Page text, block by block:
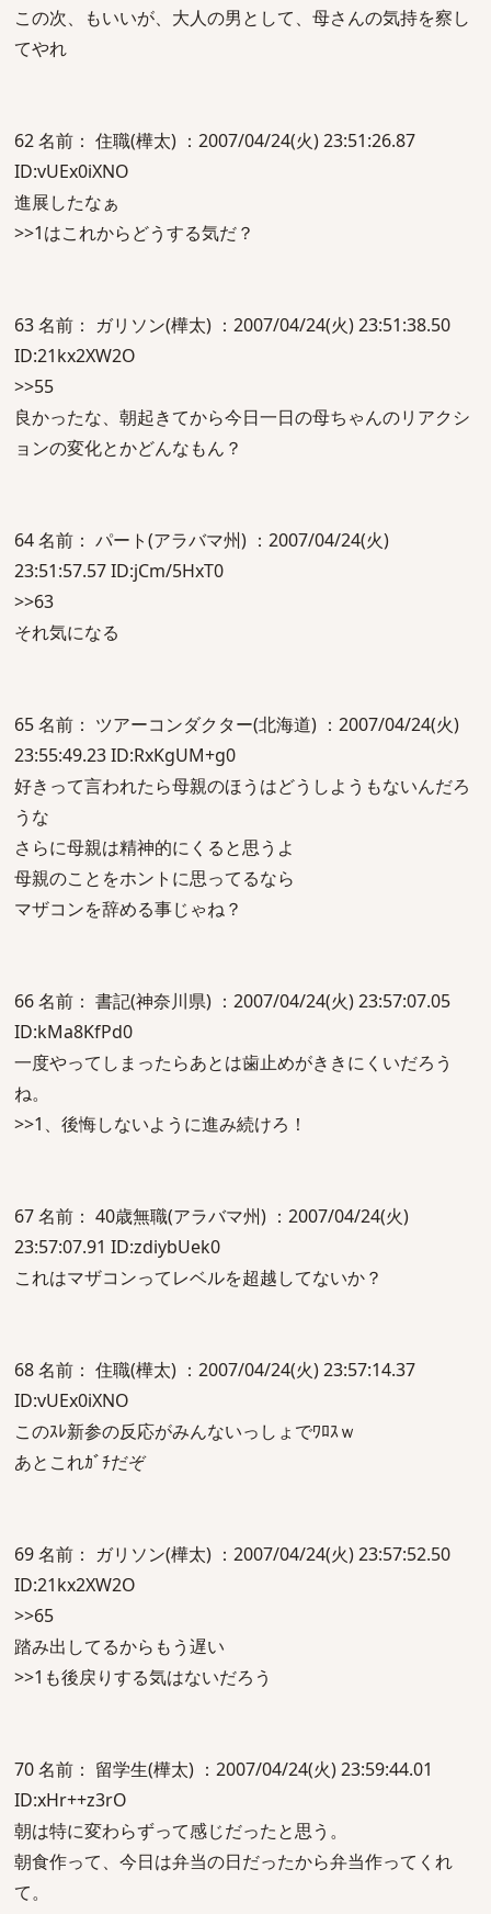
この次、もいいが、大人の男として、母さんの気持を察し
てやれ
62 名前： 住職(樺太) ：2007/04/24(火) 23:51:26.87
ID:vUEx0iXNO
進展したなぁ
>>1はこれからどうする気だ？
63 名前： ガリソン(樺太) ：2007/04/24(火) 23:51:38.50
ID:21kx2XW2O
>>55
良かったな、朝起きてから今日一日の母ちゃんのリアクシ
ョンの変化とかどんなもん？
64 名前： パート(アラバマ州) ：2007/04/24(火)
23:51:57.57 ID:jCm/5HxT0
>>63
それ気になる
65 名前： ツアーコンダクター(北海道) ：2007/04/24(火)
23:55:49.23 ID:RxKgUM+g0
好きって言われたら母親のほうはどうしようもないんだろ
うな
さらに母親は精神的にくると思うよ
母親のことをホントに思ってるなら
マザコンを辞める事じゃね？
66 名前： 書記(神奈川県) ：2007/04/24(火) 23:57:07.05
ID:kMa8KfPd0
一度やってしまったらあとは歯止めがききにくいだろう
ね。
>>1、後悔しないように進み続けろ！
67 名前： 40歳無職(アラバマ州) ：2007/04/24(火)
23:57:07.91 ID:zdiybUek0
これはマザコンってレベルを超越してないか？
68 名前： 住職(樺太) ：2007/04/24(火) 23:57:14.37
ID:vUEx0iXNO
このｽﾚ新参の反応がみんないっしょでﾜﾛｽｗ
あとこれｶﾞﾁだぞ
69 名前： ガリソン(樺太) ：2007/04/24(火) 23:57:52.50
ID:21kx2XW2O
>>65
踏み出してるからもう遅い
>>1も後戻りする気はないだろう
70 名前： 留学生(樺太) ：2007/04/24(火) 23:59:44.01
ID:xHr++z3rO
朝は特に変わらずって感じだったと思う。
朝食作って、今日は弁当の日だったから弁当作ってくれ
て。